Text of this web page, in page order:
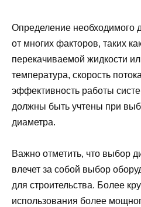
Определение необходимого
от многих факторов, таких
перекачиваемой жидкости
температура, скорость
эффективность работы
должны быть учтены при
диаметра.
Важно отметить, что выбор
влечет за собой выбор
для строительства. Более
использования более